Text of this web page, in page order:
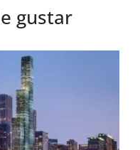
gustar